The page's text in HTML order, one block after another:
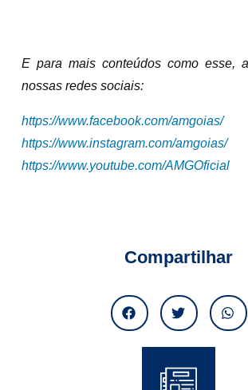
E para mais conteúdos como esse,
nossas redes sociais:
https://www.facebook.com/amgoias/
https://www.instagram.com/amgoias/
https://www.youtube.com/AMGOficial
Compartilhar